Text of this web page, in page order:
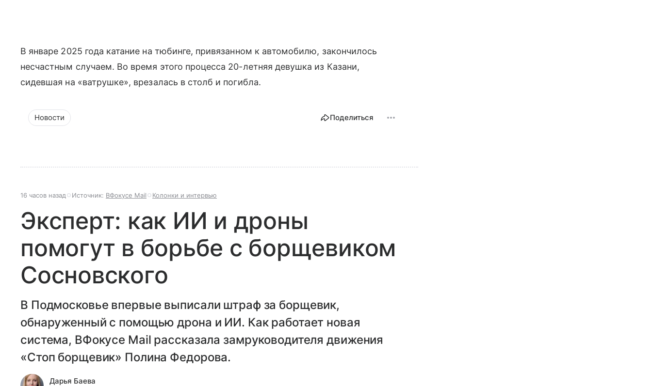
В январе 2025 года катание на тюбинге, привязанном к автомобилю, закончилось
несчастным случаем. Во время этого процесса 20-летняя девушка из Казани,
сидевшая на «ватрушке», врезалась в столб и погибла.
Новости Поделиться
16 часов назад Источник: ВФокусе Mail Колонки и интервью
Эксперт: как ИИ и дроны
помогут в борьбе с борщевиком
Сосновского
В Подмосковье впервые выписали штраф за борщевик,
обнаруженный с помощью дрона и ИИ. Как работает новая
система, ВФокусе Mail рассказала замруководителя движения
«Стоп борщевик» Полина Федорова.
Дарья Баева